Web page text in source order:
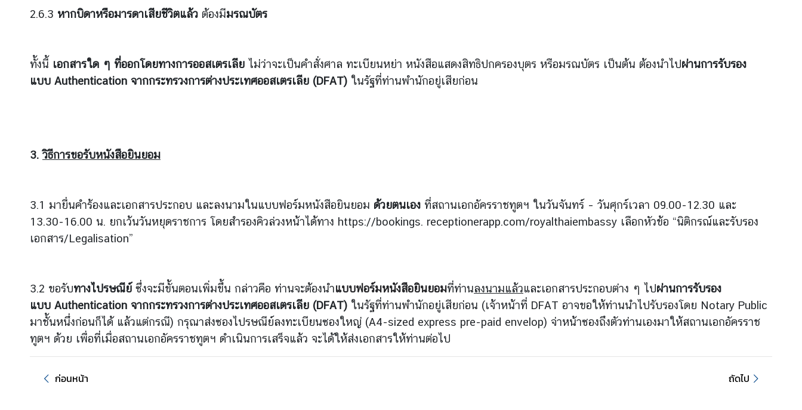
บี
ค
น
ไ
h
a
n
d
เ
กี่
ว
กั
2.6.3 หากบิดาหรือมารดาเสียชีวิตแล้ว ต้องมีมรณบัตร
ทั้งนี้ เอกสารใด ๆ ที่ออกโดยทางการออสเตรเลีย ไม่ว่าจะเป็นคำสั่งศาล ทะเบียนหย่า หนังสือแสดงสิทธิปกครองบุตร หรือมรณบัตร เป็นต้น ต้องนำไปผ่านการรับรอง
แบบ Authentication จากกระทรวงการต่างประเทศออสเตรเลีย (DFAT) ในรัฐที่ท่านพำนักอยู่เสียก่อน
3.วิธีการขอรับหนังสือยินยอม
3.1 มายื่นคำร้องและเอกสารประกอบ และลงนามในแบบฟอร์มหนังสือยินยอม ด้วยตนเอง ที่สถานเอกอัครราชทูตฯ ในวันจันทร์ – วันศุกร์เวลา 09.00-12.30 และ
13.30-16.00 น. ยกเว้นวันหยุดราชการ โดยสำรองคิวล่วงหน้าได้ทาง https://bookings. receptionerapp.com/royalthaiembassy เลือกหัวข้อ “นิติกรณ์และรับรอง
เอกสาร/Legalisation”
3.2 ขอรับทางไปรษณีย์ ซึ่งจะมีขั้นตอนเพิ่มขึ้น กล่าวคือ ท่านจะต้องนำแบบฟอร์มหนังสือยินยอมที่ท่านลงนามแล้วและเอกสารประกอบต่าง ๆ ไปผ่านการรับรอง
แบบ Authentication จากกระทรวงการต่างประเทศออสเตรเลีย (DFAT) ในรัฐที่ท่านพำนักอยู่เสียก่อน (เจ้าหน้าที่ DFAT อาจขอให้ท่านนำไปรับรองโดย Notary Public
มาชั้นหนึ่งก่อนก็ได้ แล้วแต่กรณี) กรุณาส่งซองไปรษณีย์ลงทะเบียนซองใหญ่ (A4-sized express pre-paid envelop) จ่าหน้าซองถึงตัวท่านเองมาให้สถานเอกอัครราช
ทูตฯ ด้วย เพื่อที่เมื่อสถานเอกอัครราชทูตฯ ดำเนินการเสร็จแล้ว จะได้ให้ส่งเอกสารให้ท่านต่อไป
ก่อนหน้า ถัดไป